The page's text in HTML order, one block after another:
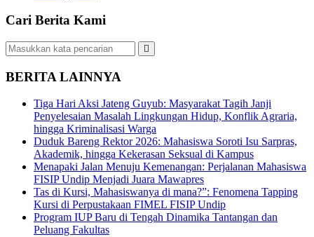
Cari Berita Kami
BERITA LAINNYA
Tiga Hari Aksi Jateng Guyub: Masyarakat Tagih Janji
Penyelesaian Masalah Lingkungan Hidup, Konflik Agraria,
hingga Kriminalisasi Warga
Duduk Bareng Rektor 2026: Mahasiswa Soroti Isu Sarpras,
Akademik, hingga Kekerasan Seksual di Kampus
Menapaki Jalan Menuju Kemenangan: Perjalanan Mahasiswa
FISIP Undip Menjadi Juara Mawapres
Tas di Kursi, Mahasiswanya di mana?”: Fenomena Tapping
Kursi di Perpustakaan FIMEL FISIP Undip
Program IUP Baru di Tengah Dinamika Tantangan dan
Peluang Fakultas